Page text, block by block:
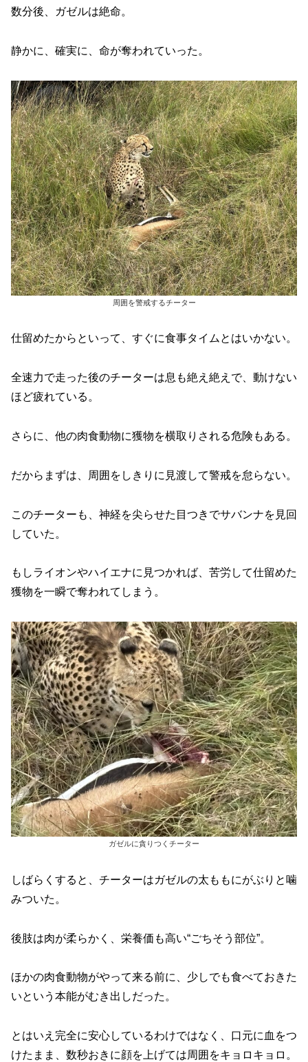
数分後、ガゼルは絶命。
静かに、確実に、命が奪われていった。
周囲を警戒するチーター
仕留めたからといって、すぐに食事タイムとはいかない。
全速力で走った後のチーターは息も絶え絶えで、動けない
ほど疲れている。
さらに、他の肉食動物に獲物を横取りされる危険もある。
だからまずは、周囲をしきりに見渡して警戒を怠らない。
このチーターも、神経を尖らせた目つきでサバンナを見回
していた。
もしライオンやハイエナに見つかれば、苦労して仕留めた
獲物を一瞬で奪われてしまう。
ガゼルに貪りつくチーター
しばらくすると、チーターはガゼルの太ももにがぶりと噛
みついた。
後肢は肉が柔らかく、栄養価も高い“ごちそう部位”。
ほかの肉食動物がやって来る前に、少しでも食べておきた
いという本能がむき出しだった。
とはいえ完全に安心しているわけではなく、口元に血をつ
けたまま、数秒おきに顔を上げては周囲をキョロキョロ。